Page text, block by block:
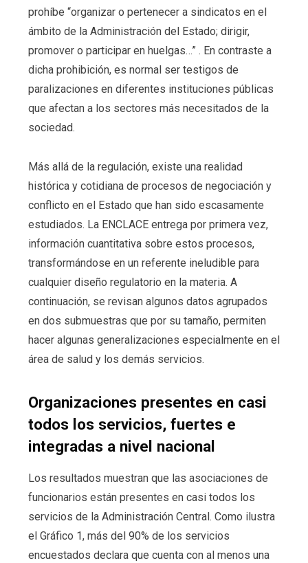
prohíbe “organizar o pertenecer a sindicatos en el
ámbito de la Administración del Estado; dirigir,
promover o participar en huelgas…” . En contraste a
dicha prohibición, es normal ser testigos de
paralizaciones en diferentes instituciones públicas
que afectan a los sectores más necesitados de la
sociedad.
Más allá de la regulación, existe una realidad
histórica y cotidiana de procesos de negociación y
conflicto en el Estado que han sido escasamente
estudiados. La ENCLACE entrega por primera vez,
información cuantitativa sobre estos procesos,
transformándose en un referente ineludible para
cualquier diseño regulatorio en la materia. A
continuación, se revisan algunos datos agrupados
en dos submuestras que por su tamaño, permiten
hacer algunas generalizaciones especialmente en el
área de salud y los demás servicios.
Organizaciones presentes en casi
todos los servicios, fuertes e
integradas a nivel nacional
Los resultados muestran que las asociaciones de
funcionarios están presentes en casi todos los
servicios de la Administración Central. Como ilustra
el Gráfico 1, más del 90% de los servicios
encuestados declara que cuenta con al menos una